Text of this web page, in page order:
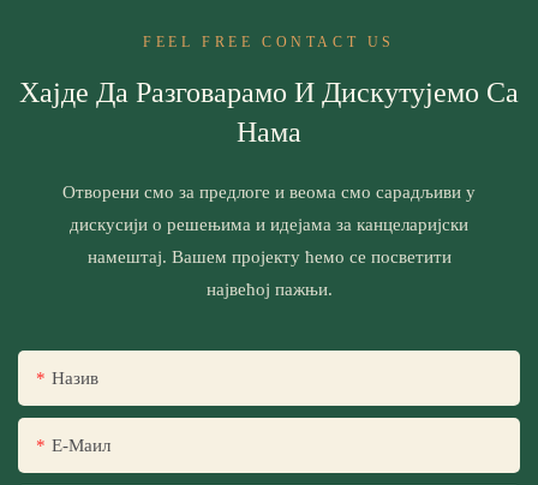
FEEL FREE CONTACT US
Хајде Да Разговарамо И Дискутујемо Са
Нама
Отворени смо за предлоге и веома смо сарадљиви у
дискусији о решењима и идејама за канцеларијски
намештај. Вашем пројекту ћемо се посветити
највећој пажњи.
Назив
Е-Маил